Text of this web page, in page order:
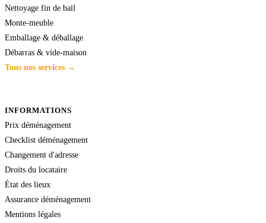
Nettoyage fin de bail
Monte-meuble
Emballage & déballage
Débarras & vide-maison
Tous nos services →
INFORMATIONS
Prix déménagement
Checklist déménagement
Changement d'adresse
Droits du locataire
État des lieux
Assurance déménagement
Mentions légales